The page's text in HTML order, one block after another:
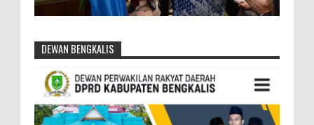
DEWAN BENGKALIS